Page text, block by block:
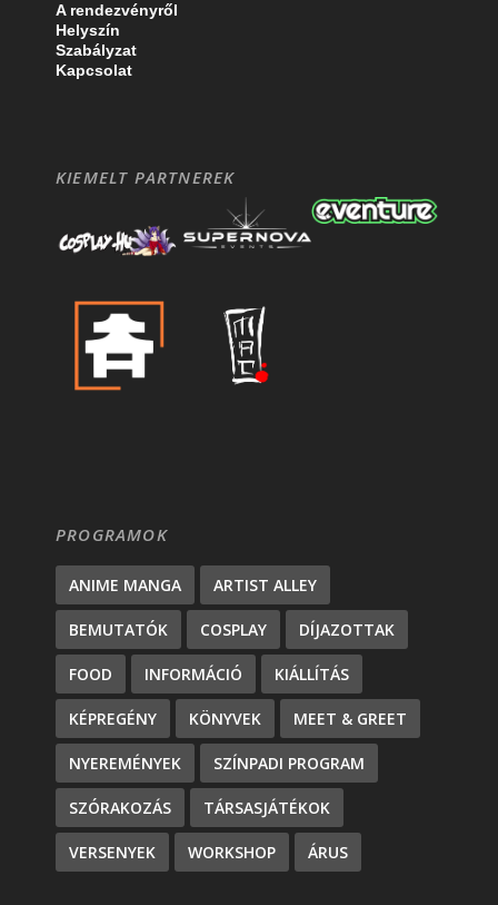
A rendezvényről
Helyszín
Szabályzat
Kapcsolat
KIEMELT PARTNEREK
PROGRAMOK
ANIME MANGA ARTIST ALLEY
BEMUTATÓK COSPLAY DÍJAZOTTAK
FOOD INFORMÁCIÓ KIÁLLÍTÁS
KÉPREGÉNY KÖNYVEK MEET & GREET
NYEREMÉNYEK SZÍNPADI PROGRAM
SZÓRAKOZÁS TÁRSASJÁTÉKOK
VERSENYEK WORKSHOP ÁRUS